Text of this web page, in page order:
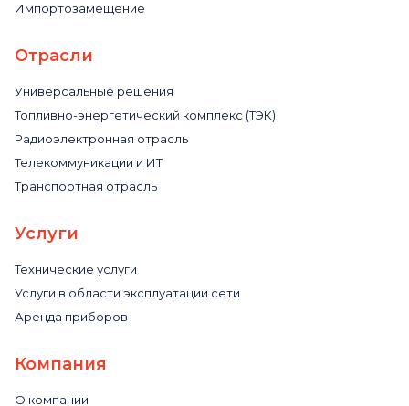
Импортозамещение
Отрасли
Универсальные решения
Топливно-энергетический комплекс (ТЭК)
Радиоэлектронная отрасль
Телекоммуникации и ИТ
Транспортная отрасль
Услуги
Технические услуги
Услуги в области эксплуатации сети
Аренда приборов
Компания
О компании